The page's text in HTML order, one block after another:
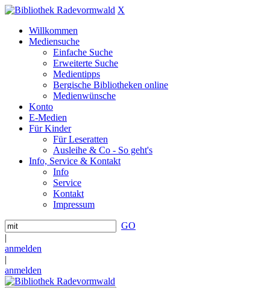
X
Willkommen
Mediensuche
Einfache Suche
Erweiterte Suche
Medientipps
Bergische Bibliotheken online
Medienwünsche
Konto
E-Medien
Für Kinder
Für Leseratten
Ausleihe & Co - So geht's
Info, Service & Kontakt
Info
Service
Kontakt
Impressum
GO
|
anmelden
|
anmelden